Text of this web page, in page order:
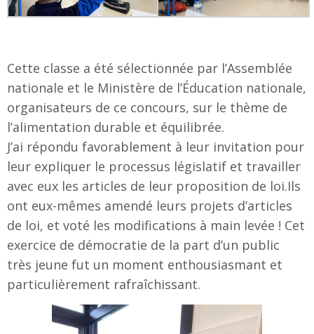
Cette classe a été sélectionnée par l’Assemblée
nationale et le Ministère de l’Éducation nationale,
organisateurs de ce concours, sur le thème de
l’alimentation durable et équilibrée.
J’ai répondu favorablement à leur invitation pour
leur expliquer le processus législatif et travailler
avec eux les articles de leur proposition de loi.Ils
ont eux-mêmes amendé leurs projets d’articles
de loi, et voté les modifications à main levée ! Cet
exercice de démocratie de la part d’un public
très jeune fut un moment enthousiasmant et
particulièrement rafraîchissant.